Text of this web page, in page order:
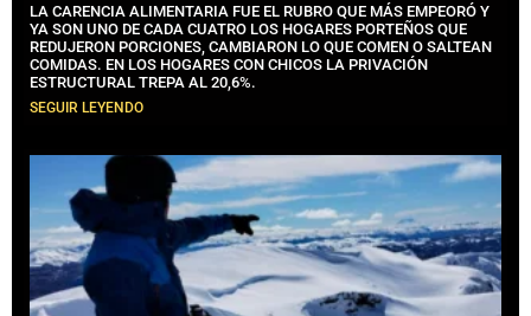
LA CARENCIA ALIMENTARIA FUE EL RUBRO QUE MÁS EMPEORÓ Y
YA SON UNO DE CADA CUATRO LOS HOGARES PORTEÑOS QUE
REDUJERON PORCIONES, CAMBIARON LO QUE COMEN O SALTEAN
COMIDAS. EN LOS HOGARES CON CHICOS LA PRIVACIÓN
ESTRUCTURAL TREPA AL 20,6%.
SEGUIR LEYENDO